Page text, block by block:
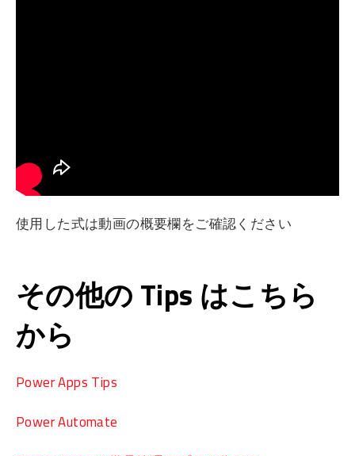
使用した式は動画の概要欄をご確認ください
その他の Tips はこちら
から
Power Apps Tips
Power Automate